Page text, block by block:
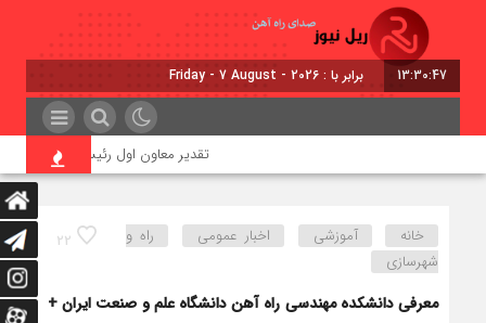
13:30:48 برابر با : Friday - 7 August - 2026
تقدیر معاون اول رئیس‌جمهور از
22 خانه آموزشی اخبار عمومی
راه و
شهرسازی
معرفی دانشکده مهندسی راه آهن دانشگاه علم و صنعت ایران +